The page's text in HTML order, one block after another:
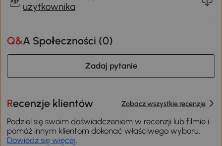
użytkownika
Q&A Społeczności (0)
Zadaj pytanie
Recenzje klientów Zobacz wszystkie recenzje
Podziel się swoim doświadczeniem w recenzji lub filmie i
pomóż innym klientom dokonać właściwego wyboru.
Dowiedz się więcej.